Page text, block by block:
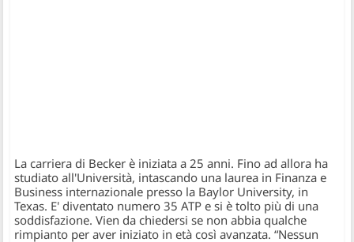
La carriera di Becker è iniziata a 25 anni. Fino ad allora ha
studiato all'Università, intascando una laurea in Finanza e
Business internazionale presso la Baylor University, in
Texas. E' diventato numero 35 ATP e si è tolto più di una
soddisfazione. Vien da chiedersi se non abbia qualche
rimpianto per aver iniziato in età così avanzata.“Nessun